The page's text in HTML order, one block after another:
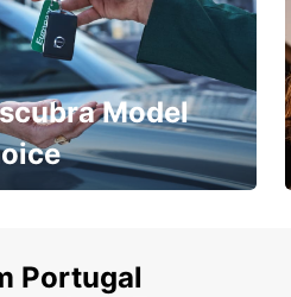
Model
Portugal